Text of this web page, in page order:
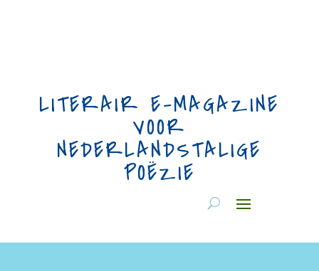
LITERAIR E-MAGAZINE
VOOR
NEDERLANDSTALIGE
POËZIE